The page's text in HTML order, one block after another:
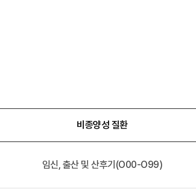
비종양성 질환
임신, 출산 및 산후기(O00-O99)